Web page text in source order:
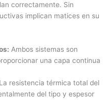
correctamente. Sin
implican matices en su
Ambos sistemas son
una capa continua
La resistencia térmica total del
del tipo y espesor